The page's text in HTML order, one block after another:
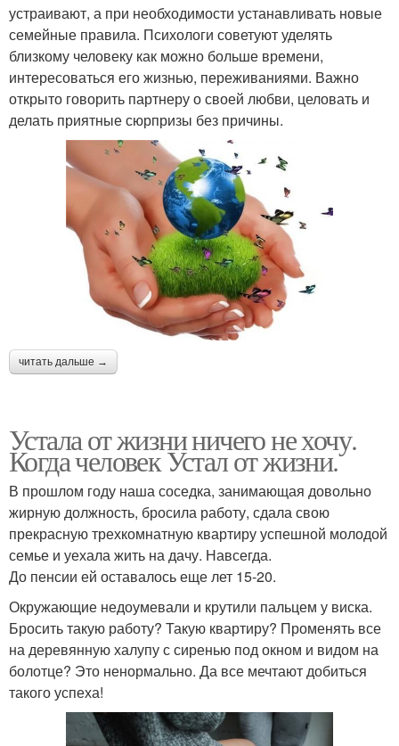
устраивают, а при необходимости устанавливать новые
семейные правила. Психологи советуют уделять
близкому человеку как можно больше времени,
интересоваться его жизнью, переживаниями. Важно
открыто говорить партнеру о своей любви, целовать и
делать приятные сюрпризы без причины.
читать дальше →
Устала от жизни ничего не хочу.
Когда человек Устал от жизни.
В прошлом году наша соседка, занимающая довольно
жирную должность, бросила работу, сдала свою
прекрасную трехкомнатную квартиру успешной молодой
семье и уехала жить на дачу. Навсегда.
До пенсии ей оставалось еще лет 15-20.
Окружающие недоумевали и крутили пальцем у виска.
Бросить такую работу? Такую квартиру? Променять все
на деревянную халупу с сиренью под окном и видом на
болотце? Это ненормально. Да все мечтают добиться
такого успеха!